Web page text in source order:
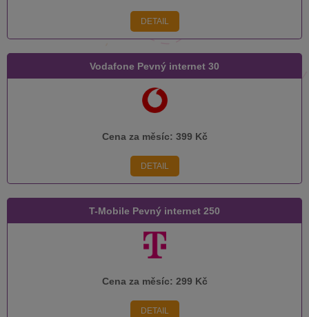
DETAIL
Vodafone Pevný internet 30
Cena za měsíc: 399 Kč
DETAIL
T-Mobile Pevný internet 250
Cena za měsíc: 299 Kč
DETAIL